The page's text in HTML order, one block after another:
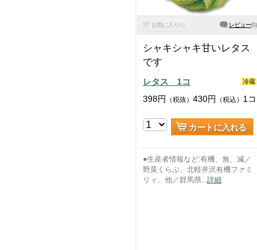
お気に入り(6) レビュー(0)
シャキシャキ甘いレタス
です
レタス 1コ 冷蔵
398円 （税抜） 430円 （税込） 1コ
カートに入れる
●生産者情報など:有機、無、減／
野菜くらぶ、北軽井沢有機ファミ
リィ、他／群馬県... 詳細